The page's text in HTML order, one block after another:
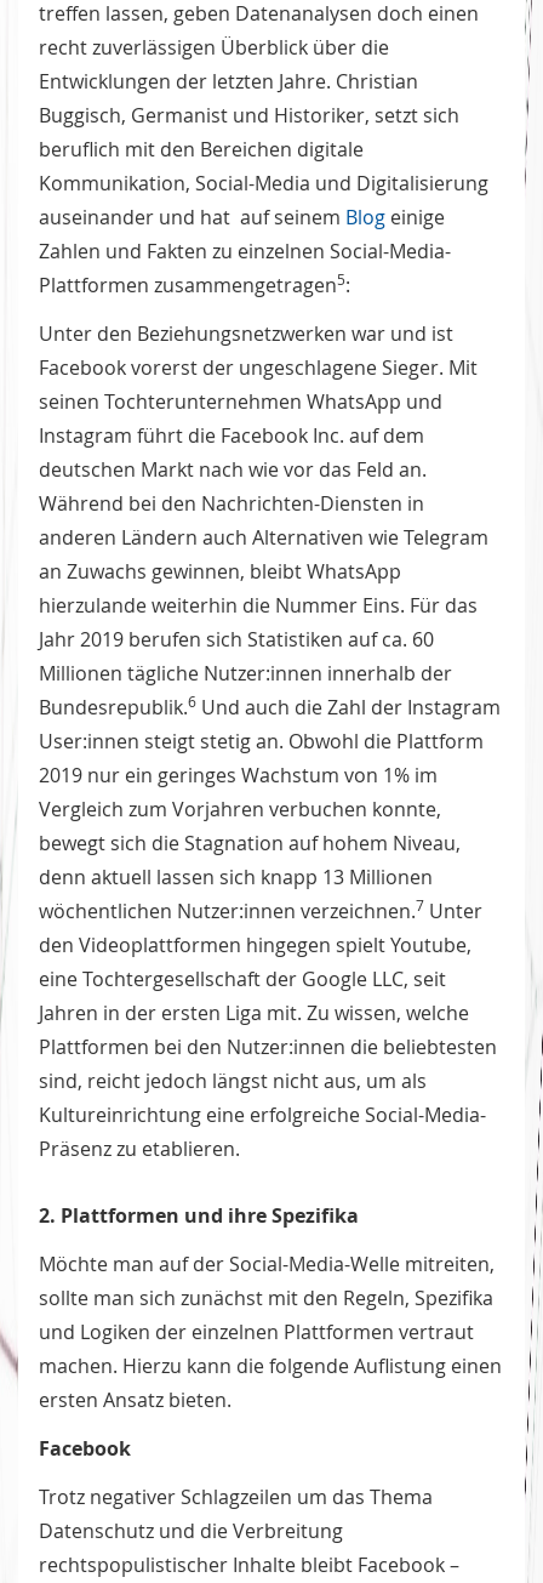
treffen lassen, geben Datenanalysen doch einen
recht zuverlässigen Überblick über die
Entwicklungen der letzten Jahre. Christian
Buggisch, Germanist und Historiker, setzt sich
beruflich mit den Bereichen digitale
Kommunikation, Social-Media und Digitalisierung
auseinander und hat auf seinem Blog einige
Zahlen und Fakten zu einzelnen Social-Media-
Plattformen zusammengetragen5:
Unter den Beziehungsnetzwerken war und ist
Facebook vorerst der ungeschlagene Sieger. Mit
seinen Tochterunternehmen WhatsApp und
Instagram führt die Facebook Inc. auf dem
deutschen Markt nach wie vor das Feld an.
Während bei den Nachrichten-Diensten in
anderen Ländern auch Alternativen wie Telegram
an Zuwachs gewinnen, bleibt WhatsApp
hierzulande weiterhin die Nummer Eins. Für das
Jahr 2019 berufen sich Statistiken auf ca. 60
Millionen tägliche Nutzer:innen innerhalb der
Bundesrepublik.6 Und auch die Zahl der Instagram
User:innen steigt stetig an. Obwohl die Plattform
2019 nur ein geringes Wachstum von 1% im
Vergleich zum Vorjahren verbuchen konnte,
bewegt sich die Stagnation auf hohem Niveau,
denn aktuell lassen sich knapp 13 Millionen
wöchentlichen Nutzer:innen verzeichnen.7 Unter
den Videoplattformen hingegen spielt Youtube,
eine Tochtergesellschaft der Google LLC, seit
Jahren in der ersten Liga mit. Zu wissen, welche
Plattformen bei den Nutzer:innen die beliebtesten
sind, reicht jedoch längst nicht aus, um als
Kultureinrichtung eine erfolgreiche Social-Media-
Präsenz zu etablieren.
2. Plattformen und ihre Spezifika
Möchte man auf der Social-Media-Welle mitreiten,
sollte man sich zunächst mit den Regeln, Spezifika
und Logiken der einzelnen Plattformen vertraut
machen. Hierzu kann die folgende Auflistung einen
ersten Ansatz bieten.
Facebook
Trotz negativer Schlagzeilen um das Thema
Datenschutz und die Verbreitung
rechtspopulistischer Inhalte bleibt Facebook –